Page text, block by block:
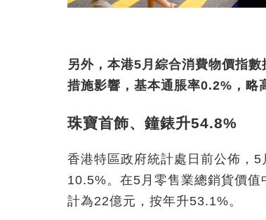
另外，本港5月綜合消費物價指
措施影響，基本通脹率0.2%，略
珠寶首飾、鐘錶升54.8%
香港特區政府統計處日前公佈，
10.5%。在5月零售業總銷貨價
計為22億元，按年升53.1%。